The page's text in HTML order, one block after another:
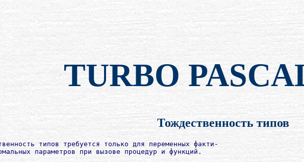
TURBO
Тождественность типов
типов требуется только для переменных факти-
параметров при вызове процедур и функций.